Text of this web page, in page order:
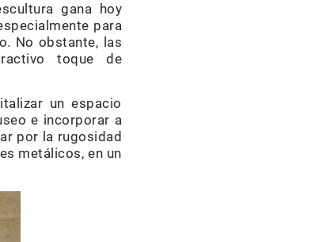
gana hoy
para
No obstante, las
toque de
un espacio
e incorporar a
por la rugosidad
metálicos, en un